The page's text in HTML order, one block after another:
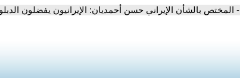
- المختص بالشأن الإيراني حسن أحمديان: الإيرانيون يفضلون